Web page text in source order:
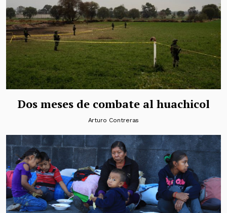
Dos meses de combate al huachicol
Arturo Contreras